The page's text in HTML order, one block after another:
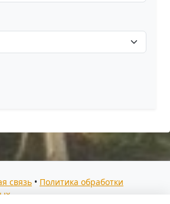
связь • Политика обработки